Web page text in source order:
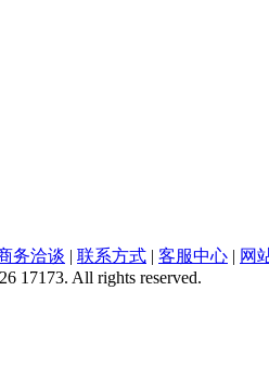
务洽谈 | 联系方式 | 客服中心 | 网
17173. All rights reserved.